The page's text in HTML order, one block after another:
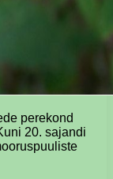
perekond
20. sajandi